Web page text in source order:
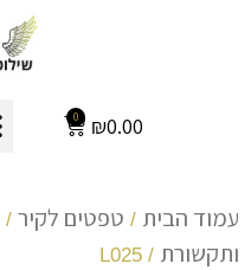
₪0.00
0
עמוד הבית / טפטים לקיר /
ותקשורת / L025